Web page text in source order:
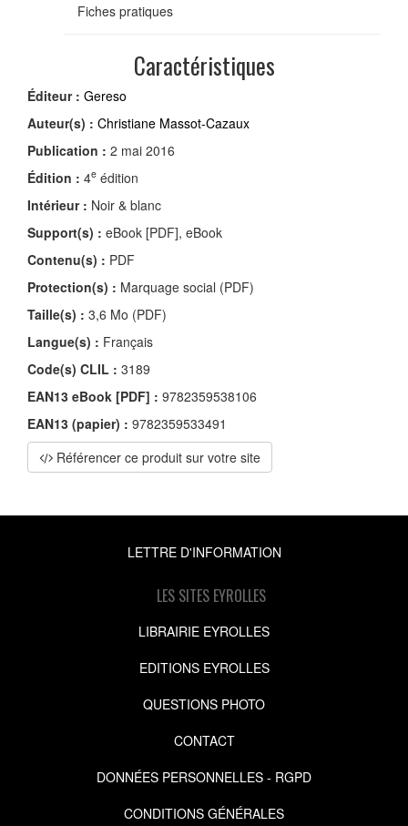
Fiches pratiques
Caractéristiques
Éditeur : Gereso
Auteur(s) : Christiane Massot-Cazaux
Publication : 2 mai 2016
Édition : 4e édition
Intérieur : Noir & blanc
Support(s) : eBook [PDF], eBook
Contenu(s) : PDF
Protection(s) : Marquage social (PDF)
Taille(s) : 3,6 Mo (PDF)
Langue(s) : Français
Code(s) CLIL : 3189
EAN13 eBook [PDF] : 9782359538106
EAN13 (papier) : 9782359533491
Référencer ce produit sur votre site
LETTRE D'INFORMATION
LES SITES EYROLLES
LIBRAIRIE EYROLLES
EDITIONS EYROLLES
QUESTIONS PHOTO
CONTACT
DONNÉES PERSONNELLES - RGPD
CONDITIONS GÉNÉRALES